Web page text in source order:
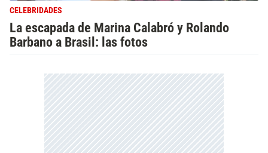
CELEBRIDADES
La escapada de Marina Calabró y Rolando
Barbano a Brasil: las fotos